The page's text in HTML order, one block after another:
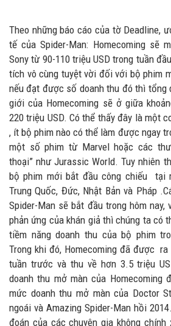
Theo những báo cáo của tờ Deadline,
tế của Spider-Man: Homecoming sẽ
Sony từ 90-110 triệu USD trong tuần
tích vô cùng tuyệt vời đối với bộ phim
nếu đạt được số doanh thu đó thì tổng
giới của Homecoming sẽ ở giữa
220 triệu USD. Có thể thấy đây là một
, ít bộ phim nào có thể làm được ngay
một số phim từ Marvel hoặc các
thoại” như Jurassic World. Tuy nhiên
bộ phim mới bắt đầu công chiếu tại
Trung Quốc, Đức, Nhật Bản và Pháp
Spider-Man sẽ bắt đầu trong hôm
phản ứng của khán giả thì chúng ta có
tiềm năng doanh thu của bộ phim
Trong khi đó, Homecoming đã được
tuần trước và thu về hơn 3.5 triệu
doanh thu mở màn của Homecoming
mức doanh thu mở màn của Doctor
ngoái và Amazing Spider-Man hồi
đoán của các chuyên gia không chính